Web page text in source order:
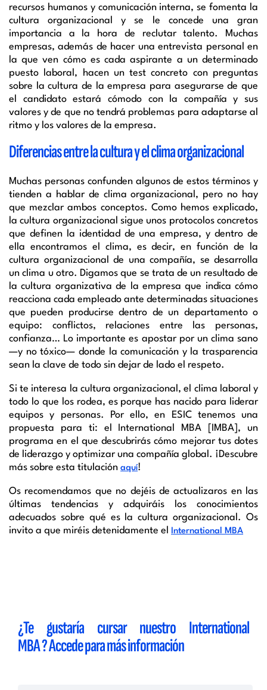
recursos humanos y comunicación interna, se fomenta la
cultura organizacional y se le concede una gran
importancia a la hora de reclutar talento. Muchas
empresas, además de hacer una entrevista personal en
la que ven cómo es cada aspirante a un determinado
puesto laboral, hacen un test concreto con preguntas
sobre la cultura de la empresa para asegurarse de que
el candidato estará cómodo con la compañía y sus
valores y de que no tendrá problemas para adaptarse al
ritmo y los valores de la empresa.
Diferencias entre la cultura y el clima organizacional
Muchas personas confunden algunos de estos términos y
tienden a hablar de clima organizacional, pero no hay
que mezclar ambos conceptos. Como hemos explicado,
la cultura organizacional sigue unos protocolos concretos
que definen la identidad de una empresa, y dentro de
ella encontramos el clima, es decir, en función de la
cultura organizacional de una compañía, se desarrolla
un clima u otro. Digamos que se trata de un resultado de
la cultura organizativa de la empresa que indica cómo
reacciona cada empleado ante determinadas situaciones
que pueden producirse dentro de un departamento o
equipo: conflictos, relaciones entre las personas,
confianza… Lo importante es apostar por un clima sano
—y no tóxico— donde la comunicación y la trasparencia
sean la clave de todo sin dejar de lado el respeto.
Si te interesa la cultura organizacional, el clima laboral y
todo lo que los rodea, es porque has nacido para liderar
equipos y personas. Por ello, en ESIC tenemos una
propuesta para ti: el International MBA [IMBA], un
programa en el que descubrirás cómo mejorar tus dotes
de liderazgo y optimizar una compañía global. ¡Descubre
más sobre esta titulación aquí!
Os recomendamos que no dejéis de actualizaros en las
últimas tendencias y adquiráis los conocimientos
adecuados sobre qué es la cultura organizacional. Os
invito a que miréis detenidamente el
International MBA
¿Te gustaría cursar nuestro International
MBA ? Accede para más información